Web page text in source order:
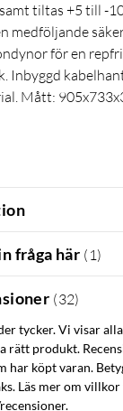
tiltas +5 till -
medföljande
för en
Inbyggd
Mått:
fråga här ( 1 )
(32)
tycker. Vi visar
rätt produkt.
har köpt varan.
Läs mer om